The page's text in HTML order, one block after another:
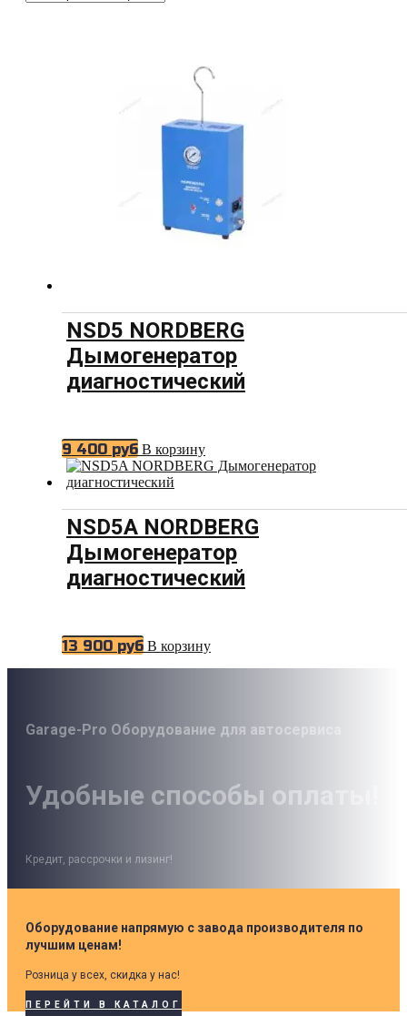
NSD5 NORDBERG
Дымогенератор
диагностический
9 400 руб В корзину
NSD5A NORDBERG
Дымогенератор
диагностический
13 900 руб В корзину
Garage-Pro Оборудование для автосервиса
Удобные способы оплаты!
Кредит, рассрочки и лизинг!
Оборудование напрямую с завода производителя по
лучшим ценам!
Розница у всех, скидка у нас!
ПЕРЕЙТИ В КАТАЛОГ